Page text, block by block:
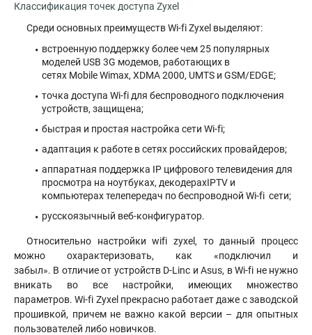
Классификация точек доступа Zyxel
Среди основных преимуществ Wi-fi Zyxel выделяют:
встроенную поддержку более чем 25 популярных
моделей USB 3G модемов, работающих в
сетях Mobile Wimax, XDMA 2000, UMTS и GSM/EDGE;
точка доступа Wi-fi для беспроводного подключения
устройств, защищена;
быстрая и простая настройка сети Wi-fi;
адаптация к работе в сетях российских провайдеров;
аппаратная поддержка IP цифрового телевидения для
просмотра на ноутбуках, декодерахIPTV и
компьютерах телепередач по беспроводной Wi-fi сети;
русскоязычный веб-конфигуратор.
Относительно настройки wifi zyxel, то данный процесс
можно охарактеризовать, как «подключил и
забыл». В отличие от устройств D-Linc и Asus, в Wi-fi не нужно
вникать во все настройки, имеющих множество
параметров. Wi-fi Zyxel прекрасно работает даже с заводской
прошивкой, причем не важно какой версии – для опытных
пользователей либо новичков.